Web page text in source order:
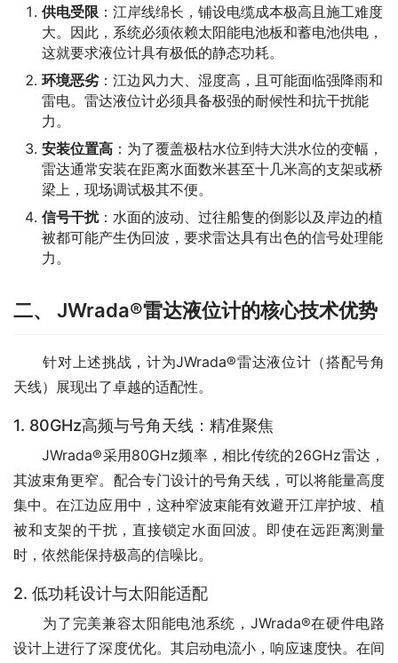
供电受限 ：江岸线绵长，铺设电缆成本极高且施工难度
大。因此，系统必须依赖太阳能电池板和蓄电池供电，
这就要求液位计具有极低的静态功耗。
环境恶劣：江边风力大、湿度高，且可能面临强降雨和
雷电。雷达液位计必须具备极强的耐候性和抗干扰能
力。
安装位置高 ：为了覆盖极枯水位到特大洪水位的变幅，
雷达通常安装在距离水面数米甚至十几米高的支架或桥
梁上，现场调试极其不便。
信号干扰：水面的波动、过往船隻的倒影以及岸边的植
被都可能产生伪回波，要求雷达具有出色的信号处理能
力。
二、 JWrada®雷达液位计的核心技术优势
针对上述挑战，计为JWrada®雷达液位计（搭配号角
天线）展现出了卓越的适配性。
1. 80GHz高频与号角天线：精准聚焦
JWrada®采用80GHz频率，相比传统的26GHz雷达，
其波束角更窄。配合专门设计的号角天线，可以将能量高度
集中。在江边应用中，这种窄波束能有效避开江岸护坡、植
被和支架的干扰，直接锁定水面回波。即使在远距离测量
时，依然能保持极高的信噪比。
2. 低功耗设计与太阳能适配
为了完美兼容太阳能电池系统，JWrada®在硬件电路
设计上进行了深度优化。其启动电流小，响应速度快。在间